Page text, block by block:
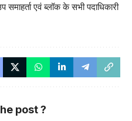
समाहर्ता एवं ब्लॉक के सभी पदाधिकारी
post ?